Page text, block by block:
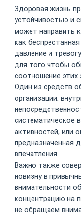
Здоровая жизнь
устойчивостью и
может направить
как
давление и
для того чтобы
соотношение этих
Один из средств
организации,
систематическое
активностей, или
предназначенная
впечатления.
Важно также
новизну в
внимательности
концентрацию на
не обращаем